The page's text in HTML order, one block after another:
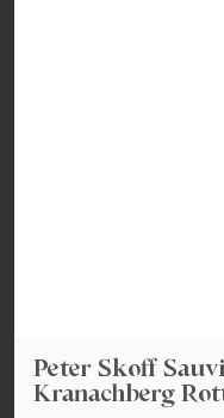
Peter Skoff
Kranachberg